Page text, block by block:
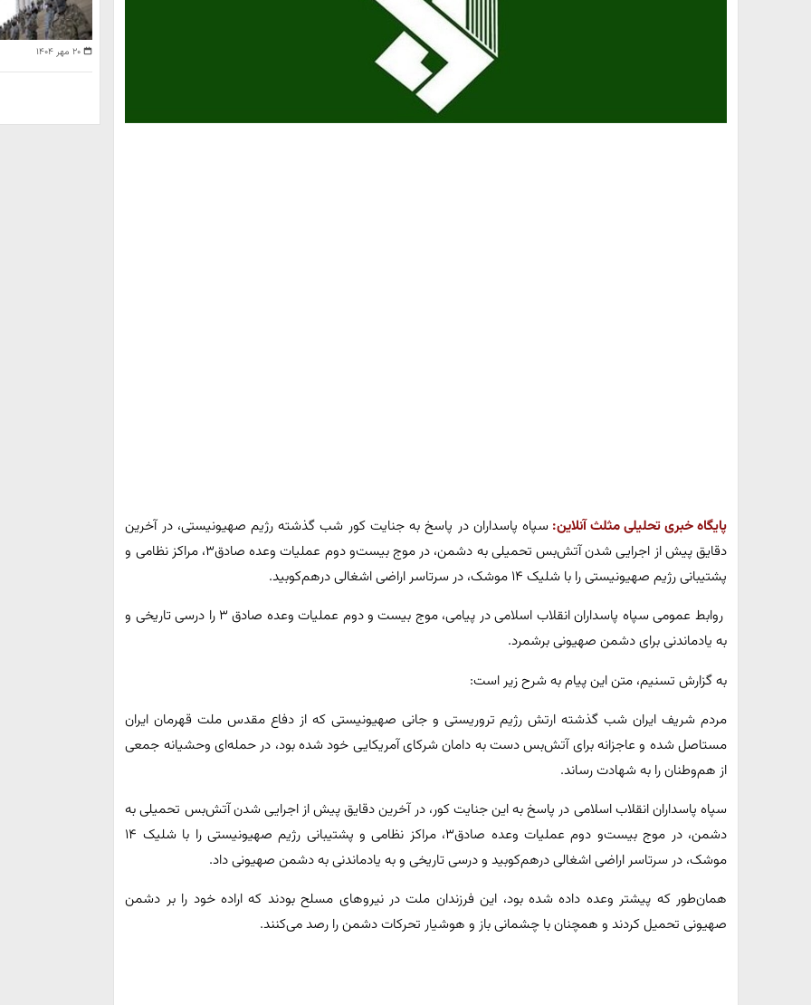
پایگاه خبری تحلیلی مثلث آنلاین: سپاه پاسداران در پاسخ به جنایت کور شب گذشته رژیم صهیونیستی، در آخرین
دقایق پیش از اجرایی شدن آتش‌بس تحمیلی به دشمن، در موج بیست‌و دوم عملیات وعده صادق۳، مراکز نظامی و
پشتیبانی رژیم صهیونیستی را با شلیک ۱۴ موشک، در سرتاسر اراضی اشغالی درهم‌کوبید.
روابط عمومی سپاه پاسداران انقلاب اسلامی در پیامی، موج بیست و دوم عملیات وعده صادق ۳ را درسی تاریخی و
به یادماندنی برای دشمن صهیونی برشمرد.
به گزارش تسنیم، متن این پیام به شرح زیر است: ️
مردم شریف ایران شب گذشته ارتش رژیم تروریستی و جانی صهیونیستی که از دفاع مقدس ملت قهرمان ایران
مستاصل شده و عاجزانه برای آتش‌بس دست به دامان شرکای آمریکایی خود شده بود، در حمله‌ای وحشیانه جمعی
از هم‌وطنان را به شهادت رساند. ️
سپاه پاسداران انقلاب اسلامی در پاسخ به این جنایت کور، در آخرین دقایق پیش از اجرایی شدن آتش‌بس تحمیلی به
دشمن، در موج بیست‌و دوم عملیات وعده صادق۳، مراکز نظامی و پشتیبانی رژیم صهیونیستی را با شلیک ۱۴
موشک، در سرتاسر اراضی اشغالی درهم‌کوبید و درسی تاریخی و به یادماندنی به دشمن صهیونی داد. ️
همان‌طور که پیشتر وعده داده شده بود، این فرزندان ملت در نیروهای مسلح بودند که اراده خود را بر دشمن
صهیونی تحمیل کردند و همچنان با چشمانی باز و هوشیار تحرکات دشمن را رصد می‌کنند.
۲۰ مهر ۱۴۰۴